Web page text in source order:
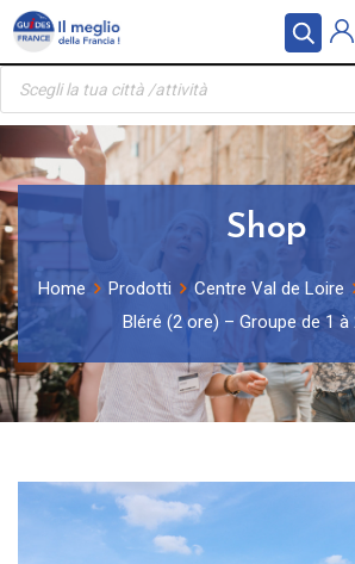
Pannello di gestione dei cookies
Skip
content
Ricerca
prodotti
Shop
Home Prodotti Centre Val de Loire
Bléré (2 ore) – Groupe de 1 à